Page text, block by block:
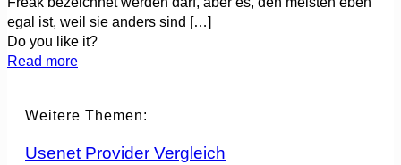
egal ist, weil sie anders sind […]
Do you like it?
Read more
Weitere Themen:
Usenet Provider Vergleich